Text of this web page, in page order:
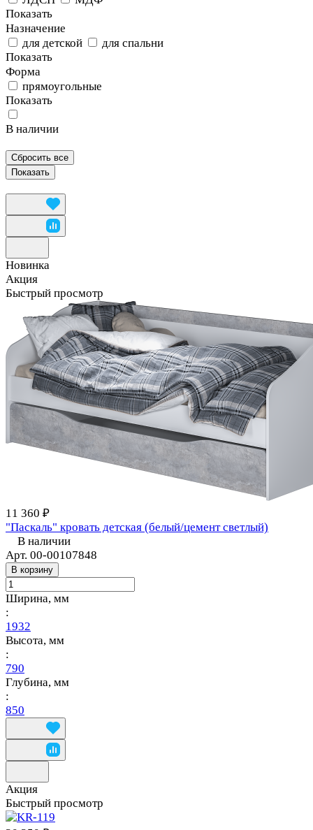
Показать
Назначение
для детской
для спальни
Показать
Форма
прямоугольные
Показать
В наличии
Сбросить все
Новинка
Акция
Быстрый просмотр
11 360 ₽
"Паскаль" кровать детская (белый/цемент светлый)
В наличии
Арт. 00-00107848
В корзину
Ширина, мм
:
1932
Высота, мм
:
790
Глубина, мм
:
850
Акция
Быстрый просмотр